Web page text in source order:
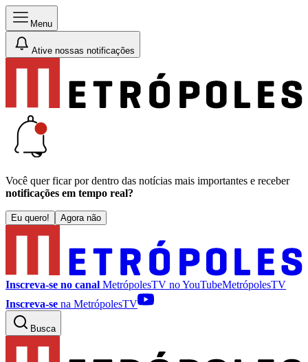
Menu
Ative nossas notificações
Você quer ficar por dentro das notícias mais importantes e receber
notificações em tempo real?
Eu quero! Agora não
Inscreva-se no canal MetrópolesTV noYouTubeMetrópolesTV
Inscreva-se na MetrópolesTV
Busca